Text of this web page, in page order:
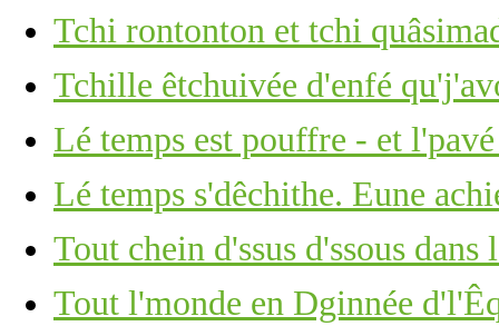
Tchi rontonton et tchi
Tchille êtchuivée d'enfé
Lé temps est pouffre - et l'pavé
Lé temps s'dêchithe. Eune
Tout chein d'ssus d'ssous dans
Tout l'monde en Dginnée